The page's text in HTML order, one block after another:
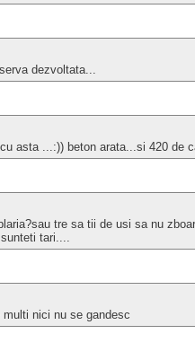
dezvoltata...
asta ...:)) beton arata...si 420 de
tre sa tii de usi sa nu
tari....
nici nu se gandesc